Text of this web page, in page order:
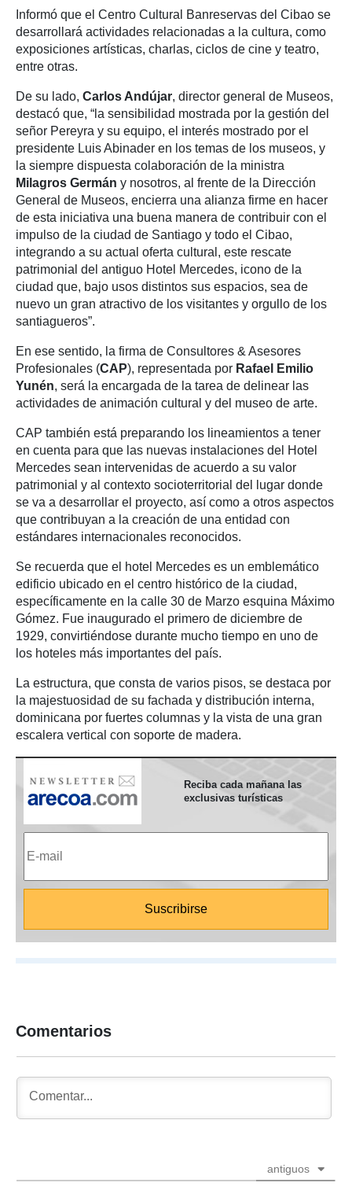
Informó que el Centro Cultural Banreservas del Cibao se
desarrollará actividades relacionadas a la cultura, como
exposiciones artísticas, charlas, ciclos de cine y teatro,
entre otras.
De su lado, Carlos Andújar, director general de Museos,
destacó que, “la sensibilidad mostrada por la gestión del
señor Pereyra y su equipo, el interés mostrado por el
presidente Luis Abinader en los temas de los museos, y
la siempre dispuesta colaboración de la ministra
Milagros Germán y nosotros, al frente de la Dirección
General de Museos, encierra una alianza firme en hacer
de esta iniciativa una buena manera de contribuir con el
impulso de la ciudad de Santiago y todo el Cibao,
integrando a su actual oferta cultural, este rescate
patrimonial del antiguo Hotel Mercedes, icono de la
ciudad que, bajo usos distintos sus espacios, sea de
nuevo un gran atractivo de los visitantes y orgullo de los
santiagueros”.
En ese sentido, la firma de Consultores & Asesores
Profesionales (CAP), representada por Rafael Emilio
Yunén, será la encargada de la tarea de delinear las
actividades de animación cultural y del museo de arte.
CAP también está preparando los lineamientos a tener
en cuenta para que las nuevas instalaciones del Hotel
Mercedes sean intervenidas de acuerdo a su valor
patrimonial y al contexto socioterritorial del lugar donde
se va a desarrollar el proyecto, así como a otros aspectos
que contribuyan a la creación de una entidad con
estándares internacionales reconocidos.
Se recuerda que el hotel Mercedes es un emblemático
edificio ubicado en el centro histórico de la ciudad,
específicamente en la calle 30 de Marzo esquina Máximo
Gómez. Fue inaugurado el primero de diciembre de
1929, convirtiéndose durante mucho tiempo en uno de
los hoteles más importantes del país.
La estructura, que consta de varios pisos, se destaca por
la majestuosidad de su fachada y distribución interna,
dominicana por fuertes columnas y la vista de una gran
escalera vertical con soporte de madera.
Reciba cada mañana las
exclusivas turísticas
Comentarios
antiguos